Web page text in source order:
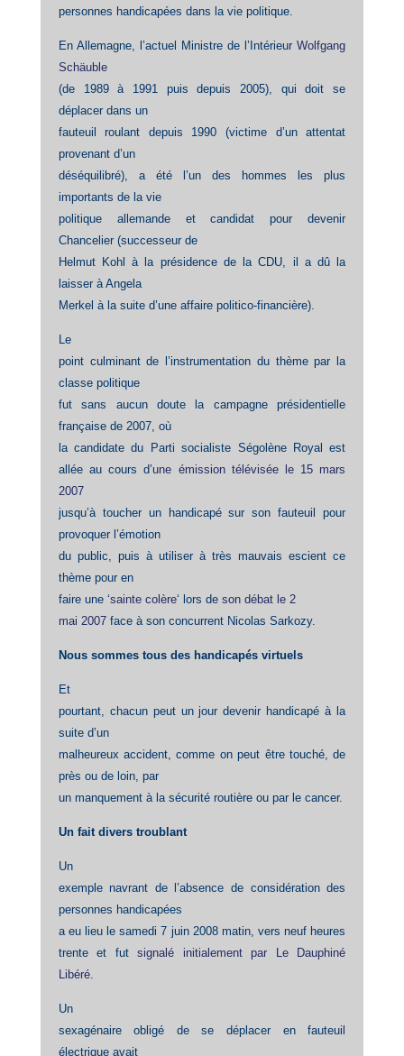
personnes handicapées dans la vie politique.
En Allemagne, l’actuel Ministre de l’IntérieurWolfgang
Schäuble
(de 1989 à 1991 puis depuis 2005), qui doit se
déplacer dans un
fauteuil roulant depuis 1990 (victime d’un attentat
provenant d’un
déséquilibré), a été l’un des hommes les plus
importants de la vie
politique allemande et candidat pour devenir
Chancelier (successeur de
Helmut Kohl à la présidence de la CDU, il a dû la
laisser à Angela
Merkel à la suite d’une affaire politico-financière).
Le
point culminant de l’instrumentation du thème par la
classe politique
fut sans aucun doute la campagne présidentielle
française de 2007, où
la candidate du Parti socialiste Ségolène Royal est
allée au cours d’une émission télévisée le 15 mars
2007
jusqu’à toucher un handicapé sur son fauteuil pour
provoquer l’émotion
du public, puis à utiliser à très mauvais escient ce
thème pour en
faire une ‘sainte colère‘ lors de son débat le 2
mai 2007face à son concurrent Nicolas Sarkozy.
Nous sommes tous des handicapés virtuels
Et
pourtant, chacun peut un jour devenir handicapé à la
suite d’un
malheureux accident, comme on peut être touché, de
près ou de loin, par
un manquement à la sécurité routière ou par le cancer.
Un fait divers troublant
Un
exemple navrant de l’absence de considération des
personnes handicapées
a eu lieu le samedi 7 juin 2008 matin, vers neuf heures
trente et futsignalé initialement par Le Dauphiné
Libéré.
Un
sexagénaire obligé de se déplacer en fauteuil
électrique avait